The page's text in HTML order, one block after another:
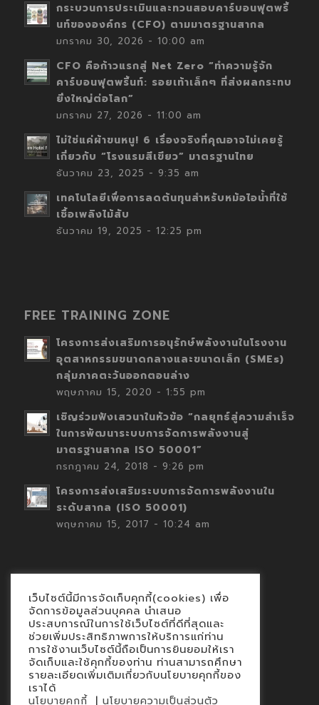
กระบวนการประเมินและทวนสอบคาร์บอนฟุตพริ้
นท์ขององค์กร (CFO) ตามมาตรฐานสากล
มกราคม 30, 2026 - 10:00 am
CFO คือก้าวแรกสู่ Net Zero “ทำความรู้จัก
คาร์บอนฟุตพริ้นท์: รอยเท้าเล็กๆ ที่ส่งผลกระทบ
ยิ่งใหญ่ต่อโลก”
มกราคม 27, 2026 - 11:00 am
ไม่ใช่แค่ผ้าขนหนู! 6 เรื่องจริงที่คุณอาจไม่เคยรู้
เกี่ยวกับ “โรงแรมสีเขียว” มาตรฐานไทย
ธันวาคม 23, 2025 - 9:35 am
เทคโนโลยีเพื่อการลดต้นทุนสำหรับหม้อไอน้ำที่ใช้
เชื้อเพลิงไม้สับ
ธันวาคม 19, 2025 - 12:25 pm
FREE TRAINING ZONE
โครงการส่งเสริมการอนุรักษ์พลังงานในโรงงาน
อุตสาหกรรมขนาดกลางและขนาดเล็ก (SMEs)
กลุ่มภาคตะวันออกตอนล่าง
พฤษภาคม 15, 2020 - 1:55 pm
เชิญร่วมฟังเสวนาในหัวข้อ “กลยุทธ์สู่ความสำเร็จ
ในการพัฒนาระบบการจัดการพลังงานสู่
มาตรฐานสากล ISO 50001”
กรกฎาคม 24, 2018 - 9:26 pm
โครงการส่งเสริมระบบการจัดการพลังงานใน
ระดับสากล (ISO 50001)
พฤษภาคม 15, 2017 - 10:24 am
Contact
นโยบายคุกกี้
นโยบายข้อมูลส่วนบุคคล
เว็บไซต์นี้มีการจัดเก็บคุกกี้(cookies) เพื่อ
จัดการข้อมูลส่วนบุคคล นำเสนอ
ประสบการณ์ในการใช้เว็บไซต์ที่ดีที่สุดและ
ช่วยเพิ่มประสิทธิภาพการให้บริการแก่ท่าน
การใช้งานเว็บไซต์นี้ถือเป็นการยินยอมให้เรา
จัดเก็บและใช้คุกกี้ของท่าน ท่านสามารถศึกษา
รายละเอียดเพิ่มเติมเกี่ยวกับนโยบายคุกกี้ของ
เราได้
นโยบายคุกกี้ | นโยบายความเป็นส่วนตัว